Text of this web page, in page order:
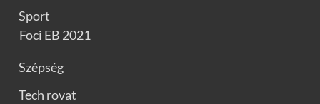
Sport
Foci EB 2021
Szépség
Tech rovat